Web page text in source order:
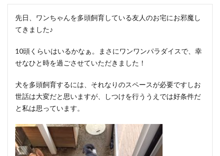
先日、ワンちゃんを多頭飼育している友人のお宅にお邪魔し
てきました♪
10頭くらいはいるかなぁ。まさにワンワンパラダイスで、幸
せなひと時を過ごさせていただきました！
犬を多頭飼育するには、それなりのスペースが必要ですしお
世話は大変だと思いますが、しつけを行ううえでは好条件だ
と私は思っています。